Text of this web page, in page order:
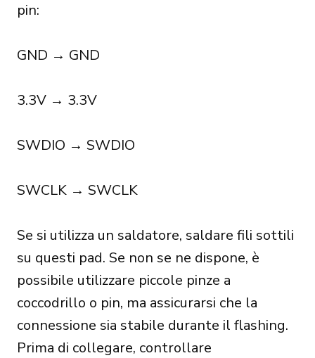
pin:
GND → GND
3.3V → 3.3V
SWDIO → SWDIO
SWCLK → SWCLK
Se si utilizza un saldatore, saldare fili sottili
su questi pad. Se non se ne dispone, è
possibile utilizzare piccole pinze a
coccodrillo o pin, ma assicurarsi che la
connessione sia stabile durante il flashing.
Prima di collegare, controllare